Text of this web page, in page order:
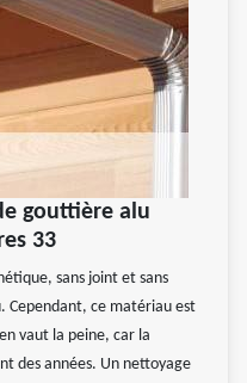
gouttière alu
33
sans joint et sans
Cependant, ce matériau est
vaut la peine, car la
des années. Un nettoyage